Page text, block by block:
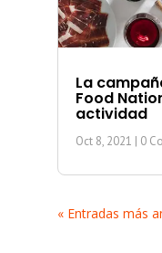
La
Food
actividad
Oct 8, 2021 | 0
« Entradas más